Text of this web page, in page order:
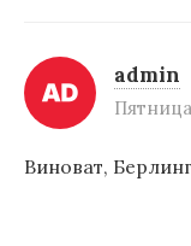
admin
Виноват,